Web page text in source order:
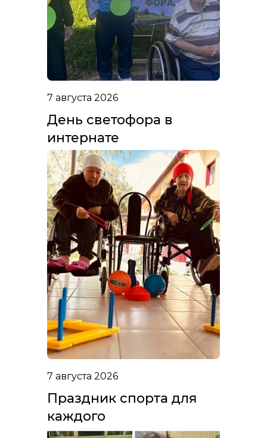
7 августа 2026
День светофора в
интернате
7 августа 2026
Праздник спорта для
каждого